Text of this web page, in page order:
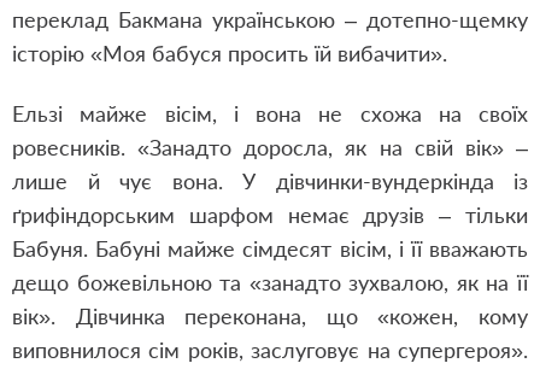
переклад Бакмана українською – дотепно-щемку
історію «Моя бабуся просить їй вибачити».
Ельзі майже вісім, і вона не схожа на своїх
ровесників. «Занадто доросла, як на свій вік» –
лише й чує вона. У дівчинки-вундеркінда із
ґрифіндорським шарфом немає друзів – тільки
Бабуня. Бабуні майже сімдесят вісім, і її вважають
дещо божевільною та «занадто зухвалою, як на її
вік». Дівчинка переконана, що «кожен, кому
виповнилося сім років, заслуговує на супергероя».